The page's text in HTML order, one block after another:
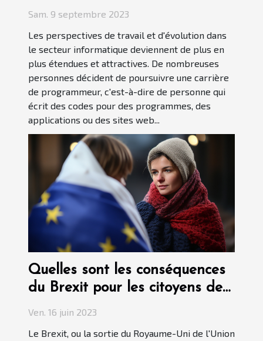
Sam. 9 septembre 2023
Les perspectives de travail et d'évolution dans
le secteur informatique deviennent de plus en
plus étendues et attractives. De nombreuses
personnes décident de poursuivre une carrière
de programmeur, c'est-à-dire de personne qui
écrit des codes pour des programmes, des
applications ou des sites web...
Quelles sont les conséquences
du Brexit pour les citoyens de
France ?
Ven. 16 juin 2023
Le Brexit, ou la sortie du Royaume-Uni de l'Union